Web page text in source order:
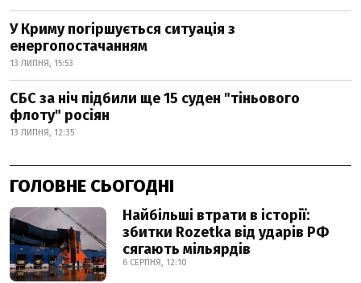
У Криму погіршується ситуація з
енергопостачанням
13 ЛИПНЯ, 15:53
СБС за ніч підбили ще 15 суден "тіньового
флоту" росіян
13 ЛИПНЯ, 12:35
ГОЛОВНЕ СЬОГОДНІ
Найбільші втрати в історії:
збитки Rozetka від ударів РФ
сягають мільярдів
6 СЕРПНЯ, 12:10